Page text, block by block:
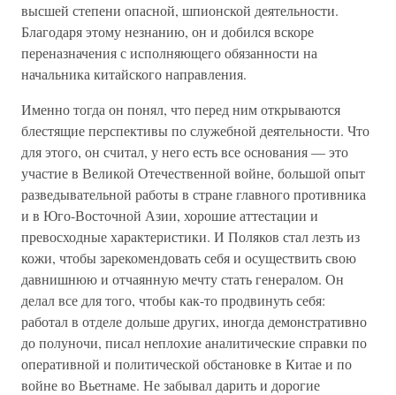
высшей степени опасной, шпионской деятельности.
Благодаря этому незнанию, он и добился вскоре
переназначения с исполняющего обязанности на
начальника китайского направления.
Именно тогда он понял, что перед ним открываются
блестящие перспективы по служебной деятельности. Что
для этого, он считал, у него есть все основания — это
участие в Великой Отечественной войне, большой опыт
разведывательной работы в стране главного противника
и в Юго-Восточной Азии, хорошие аттестации и
превосходные характеристики. И Поляков стал лезть из
кожи, чтобы зарекомендовать себя и осуществить свою
давнишнюю и отчаянную мечту стать генералом. Он
делал все для того, чтобы как-то продвинуть себя:
работал в отделе дольше других, иногда демонстративно
до полуночи, писал неплохие аналитические справки по
оперативной и политической обстановке в Китае и по
войне во Вьетнаме. Не забывал дарить и дорогие